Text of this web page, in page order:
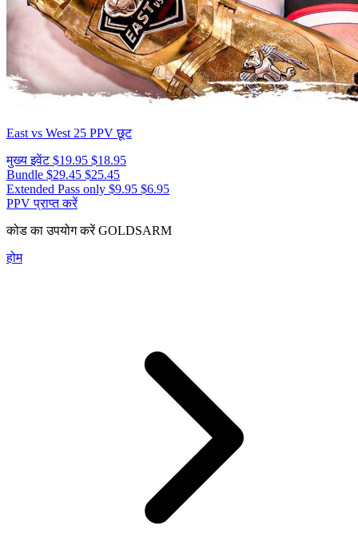
East vs West 25 PPV छूट
मुख्य इवेंट$19.95 $18.95
Bundle $29.45 $25.45
Extended Pass only $9.95 $6.95
PPV प्राप्त करें
कोड का उपयोग करेंGOLDSARM
होम